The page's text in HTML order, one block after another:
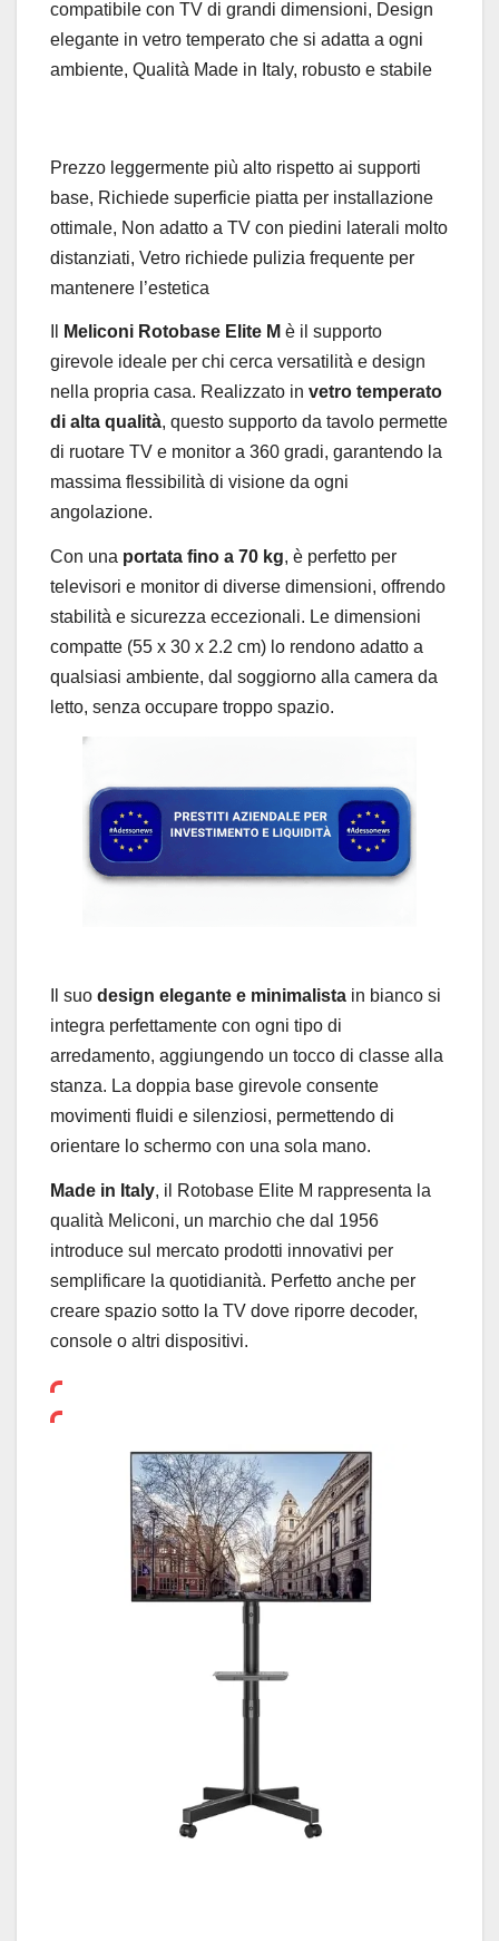
compatibile con TV di grandi dimensioni, Design
elegante in vetro temperato che si adatta a ogni
ambiente, Qualità Made in Italy, robusto e stabile
Prezzo leggermente più alto rispetto ai supporti
base, Richiede superficie piatta per installazione
ottimale, Non adatto a TV con piedini laterali molto
distanziati, Vetro richiede pulizia frequente per
mantenere l’estetica
Meliconi Rotobase Elite M è il supporto
girevole ideale per chi cerca versatilità e design
nella propria casa. Realizzato in vetro temperato
di alta qualità, questo supporto da tavolo permette
di ruotare TV e monitor a 360 gradi, garantendo la
massima flessibilità di visione da ogni
angolazione.
Con una portata fino a 70 kg, è perfetto per
televisori e monitor di diverse dimensioni, offrendo
stabilità e sicurezza eccezionali. Le dimensioni
compatte (55 x 30 x 2.2 cm) lo rendono adatto a
qualsiasi ambiente, dal soggiorno alla camera da
letto, senza occupare troppo spazio.
Il suo design elegante e minimalista in bianco si
integra perfettamente con ogni tipo di
arredamento, aggiungendo un tocco di classe alla
stanza. La doppia base girevole consente
movimenti fluidi e silenziosi, permettendo di
orientare lo schermo con una sola mano.
Made in Italy, il Rotobase Elite M rappresenta la
qualità Meliconi, un marchio che dal 1956
introduce sul mercato prodotti innovativi per
semplificare la quotidianità. Perfetto anche per
creare spazio sotto la TV dove riporre decoder,
console o altri dispositivi.